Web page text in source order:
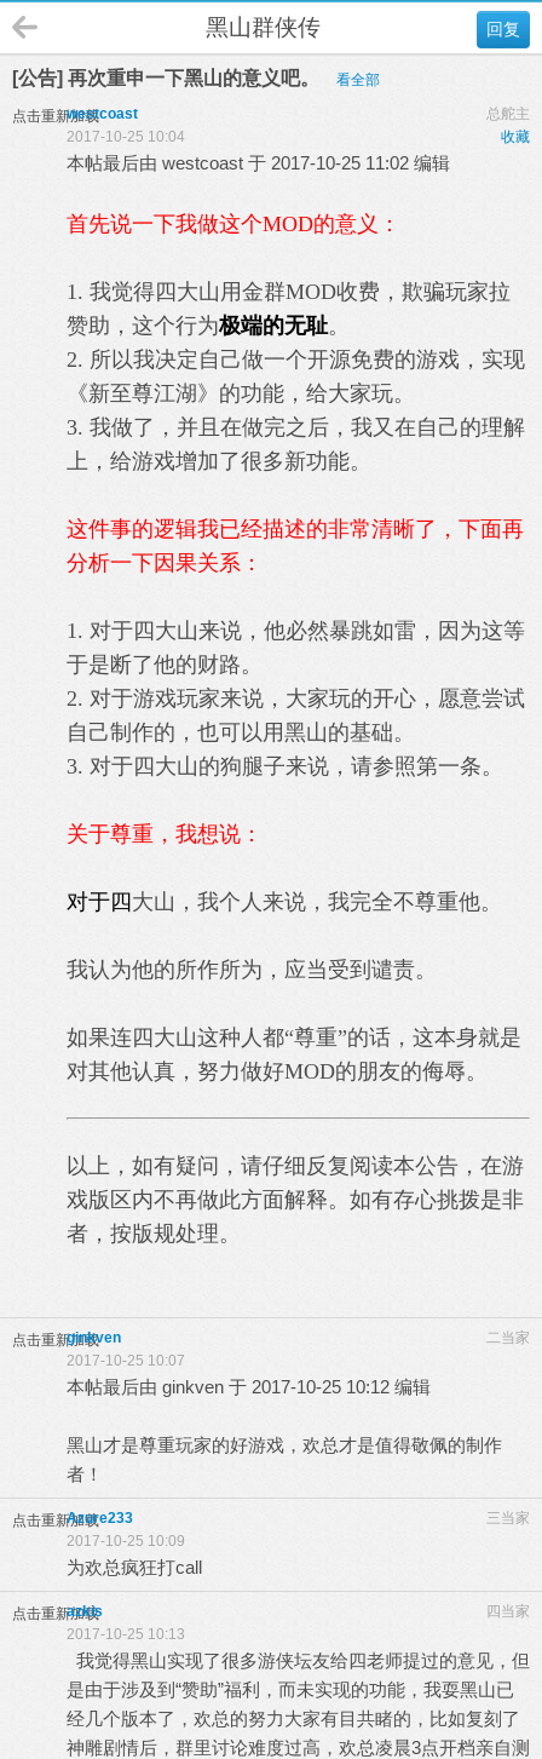
回复
黑山群侠传
[公告] 再次重申一下黑山的意义吧。 看全部
点击重新加载 总舵主
westcoast
收藏
2017-10-25 10:04
本帖最后由 westcoast 于 2017-10-25 11:02 编辑
首先说一下我做这个MOD的意义：
1. 我觉得四大山用金群MOD收费，欺骗玩家拉
赞助，这个行为极端的无耻。
2. 所以我决定自己做一个开源免费的游戏，实现
《新至尊江湖》的功能，给大家玩。
3. 我做了，并且在做完之后，我又在自己的理解
上，给游戏增加了很多新功能。
这件事的逻辑我已经描述的非常清晰了，下面再
分析一下因果关系：
1. 对于四大山来说，他必然暴跳如雷，因为这等
于是断了他的财路。
2. 对于游戏玩家来说，大家玩的开心，愿意尝试
自己制作的，也可以用黑山的基础。
3. 对于四大山的狗腿子来说，请参照第一条。
关于尊重，我想说：
对于四 大山，我个人来说，我完全不尊重他。
我认为他的所作所为，应当受到谴责。
如果连四大山这种人都“尊重”的话，这本身就是
对其他认真，努力做好MOD的朋友的侮辱。
以上，如有疑问，请仔细反复阅读本公告，在游
戏版区内不再做此方面解释。如有存心挑拨是非
者，按版规处理。
点击重新加载 二当家
ginkven
2017-10-25 10:07
本帖最后由 ginkven 于 2017-10-25 10:12 编辑
黑山才是尊重玩家的好游戏，欢总才是值得敬佩的制作
者！
点击重新加载 三当家
Azure233
2017-10-25 10:09
为欢总疯狂打call
点击重新加载 四当家
azkis
2017-10-25 10:13
我觉得黑山实现了很多游侠坛友给四老师提过的意见，但
是由于涉及到“赞助”福利，而未实现的功能，我耍黑山已
经几个版本了，欢总的努力大家有目共睹的，比如复刻了
神雕剧情后，群里讨论难度过高，欢总凌晨3点开档亲自测